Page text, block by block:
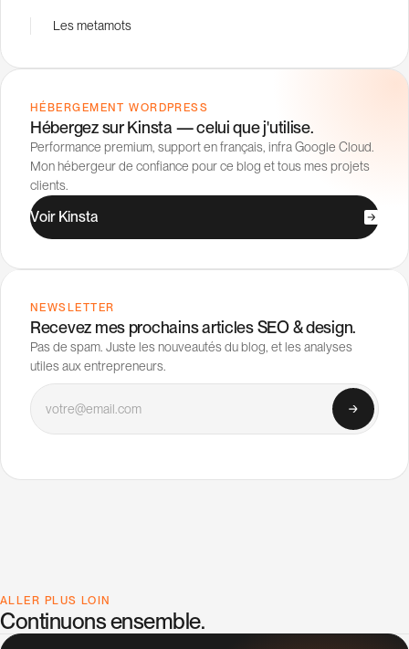
Les metamots
NEWSLETTER
Recevez mes prochains articles SEO & design.
Pas de spam. Juste les nouveautés du blog, et les analyses
utiles aux entrepreneurs.
Votre email
HÉBERGEMENT WORDPRESS
Hébergez sur Kinsta — celui que j'utilise.
Performance premium, support en français, infra Google Cloud.
Mon hébergeur de confiance pour ce blog et tous mes projets
clients.
Voir Kinsta
ALLER PLUS LOIN
Continuons ensemble.